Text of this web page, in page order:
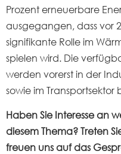
Prozent erneuerbare
ausgegangen, dass vor
signifikante Rolle im
spielen wird. Die
werden vorerst in der
sowie im Transportsektor
Haben Sie Interesse an
diesem Thema? Treten
freuen uns auf das